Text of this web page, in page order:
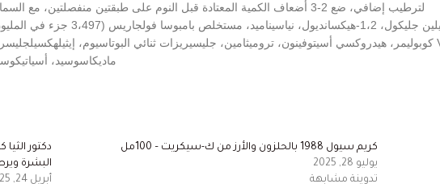
لترطيب إضافي، ضع 2-3 أضعاف الكمية المعتادة قبل النوم على طبقتين منفصلتين، مع السماح للطبقة الأولى بالامتصاص الكامل قبل وضع الطبقة الثانية
ماديكاسوسيد،
كريم سيول 1988 بالحلزون والأرز من ك-سيكريت – 100مل
يوليو 28, 2025
تدوينة مشابهة
البشرة
أبريل 24, 2025